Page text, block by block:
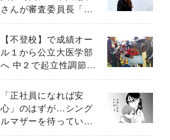
さんが審査委員長「不
登校生動画甲子園
2026」が開催
【不登校】で成績オー
ル１から公立大医学部
へ 中２で起立性調節障
害「治るまで３年」の
診断 そのとき母は
「正社員になれば安
心」のはずが…シング
ルマザーを待ってい
た“魔の２年間”【前編】